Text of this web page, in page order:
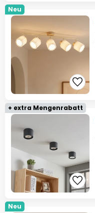
Neu
+ extra Mengenrabatt
Neu